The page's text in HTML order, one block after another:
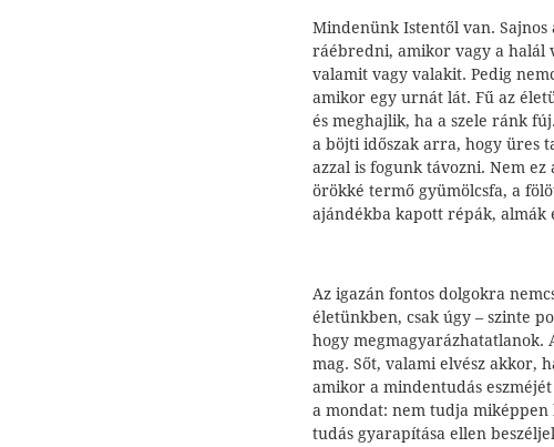
Mindenünk Istentől van.
ráébredni, amikor vagy a halál
valamit vagy valakit. Pedig
amikor egy urnát lát. Fű az
és meghajlik, ha a szele ránk
a böjti időszak arra, hogy üres
azzal is fogunk távozni. Nem ez
örökké termő gyümölcsfa, a
ajándékba kapott répák, almák
Az igazán fontos dolgokra
életünkben, csak úgy – szinte
hogy megmagyarázhatatlanok.
mag. Sőt, valami elvész akkor,
amikor a mindentudás
a mondat: nem tudja miképpen
tudás gyarapítása ellen